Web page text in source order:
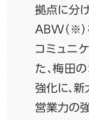
拠点に分
ABW（※
コミュニ
た、梅田
強化に、
営業力の